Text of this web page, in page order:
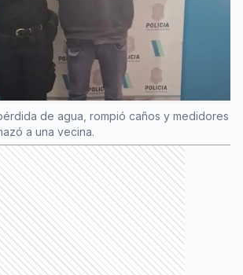
de agua, rompió caños y medidores
a una vecina.